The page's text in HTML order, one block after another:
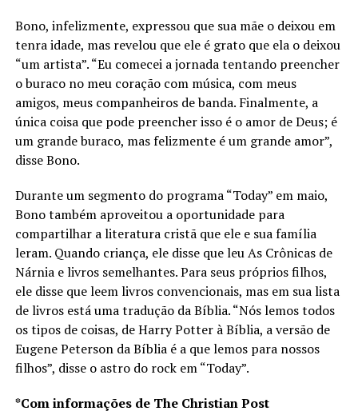
Bono, infelizmente, expressou que sua mãe o deixou em
tenra idade, mas revelou que ele é grato que ela o deixou
“um artista”. “Eu comecei a jornada tentando preencher
o buraco no meu coração com música, com meus
amigos, meus companheiros de banda. Finalmente, a
única coisa que pode preencher isso é o amor de Deus; é
um grande buraco, mas felizmente é um grande amor”,
disse Bono.
Durante um segmento do programa “Today” em maio,
Bono também aproveitou a oportunidade para
compartilhar a literatura cristã que ele e sua família
leram. Quando criança, ele disse que leu As Crônicas de
Nárnia e livros semelhantes. Para seus próprios filhos,
ele disse que leem livros convencionais, mas em sua lista
de livros está uma tradução da Bíblia. “Nós lemos todos
os tipos de coisas, de Harry Potter à Bíblia, a versão de
Eugene Peterson da Bíblia é a que lemos para nossos
filhos”, disse o astro do rock em “Today”.
*Com informações de The Christian Post